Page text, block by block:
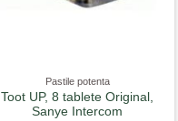
Pastile potenta
Toot UP, 8 tablete Original,
Sanye Intercom